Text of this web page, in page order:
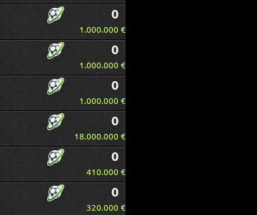
0
1.000.000 €
0
1.000.000 €
0
1.000.000 €
0
18.000.000 €
0
410.000 €
0
320.000 €